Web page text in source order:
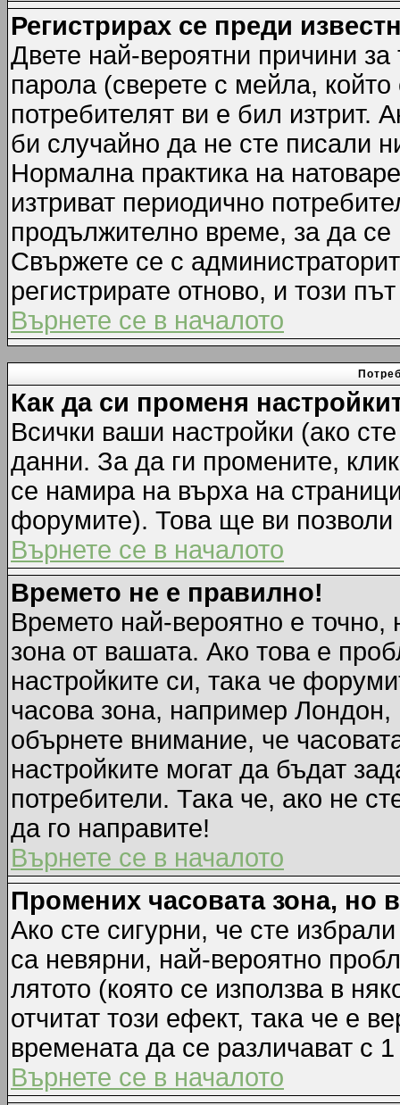
Регистрирах се преди
Двете най-вероятни причини
парола (сверете с мейла,
потребителят ви е бил изтрит.
би случайно да не сте писали
Нормална практика на
изтриват периодично
продължително време, за да
Свържете се с
регистрирате отново, и този
Върнете се в началото
Как да си променя
Всички ваши настройки (ако
данни. За да ги промените,
се намира на върха на
форумите). Това ще ви позволи
Върнете се в началото
Времето не е правилно!
Времето най-вероятно е точно,
зона от вашата. Ако това е
настройките си, така че
часова зона, например
обърнете внимание, че
настройките могат да бъдат
потребители. Така че, ако не
да го направите!
Върнете се в началото
Промених часовата зона, но
Ако сте сигурни, че сте
са невярни, най-вероятно
лятото (която се използва в
отчитат този ефект, така че е
времената да се различават с
Върнете се в началото